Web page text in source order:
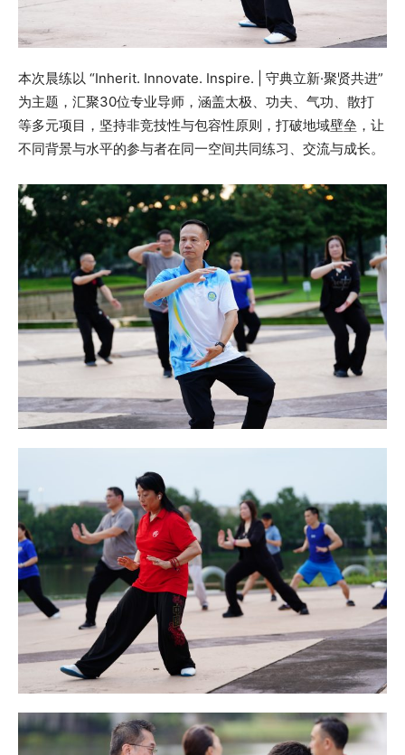
本次晨练以 “Inherit. Innovate. Inspire. | 守典立新·聚贤共进”
为主题，汇聚30位专业导师，涵盖太极、功夫、气功、散打
等多元项目，坚持非竞技性与包容性原则，打破地域壁垒，让
不同背景与水平的参与者在同一空间共同练习、交流与成长。